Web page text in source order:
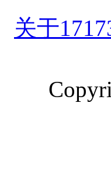
关于